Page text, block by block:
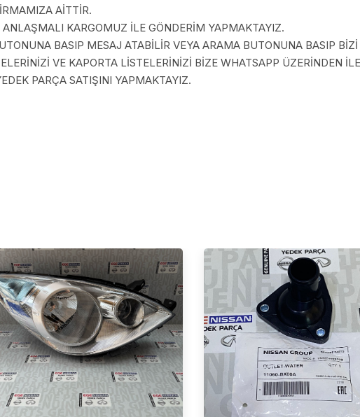
AİTTİR.
KARGOMUZ İLE GÖNDERİM YAPMAKTAYIZ.
BASIP MESAJ ATABİLİR VEYA ARAMA BUTONUNA BASIP BİZİ
VE KAPORTA LİSTELERİNİZİ BİZE WHATSAPP ÜZERİNDEN
PARÇA SATIŞINI YAPMAKTAYIZ.